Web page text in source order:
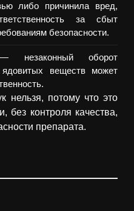
либо причинила вред,
за сбыт
безопасности.
оборот
веществ может
нельзя, потому что это
без контроля качества,
препарата.